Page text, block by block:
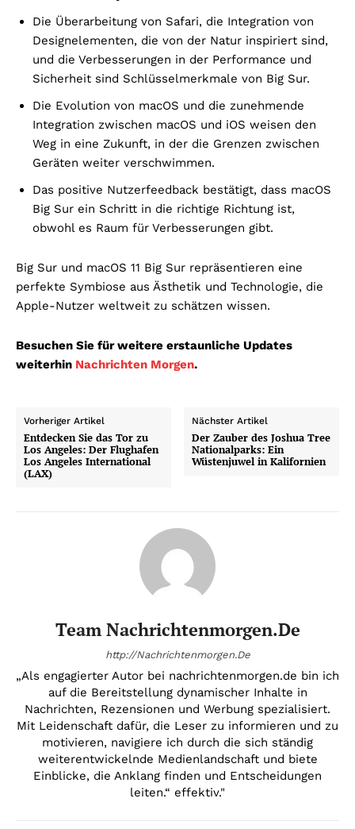
Die Überarbeitung von Safari, die Integration von
Designelementen, die von der Natur inspiriert sind,
und die Verbesserungen in der Performance und
Sicherheit sind Schlüsselmerkmale von Big Sur.
Die Evolution von macOS und die zunehmende
Integration zwischen macOS und iOS weisen den
Weg in eine Zukunft, in der die Grenzen zwischen
Geräten weiter verschwimmen.
Das positive Nutzerfeedback bestätigt, dass macOS
Big Sur ein Schritt in die richtige Richtung ist,
obwohl es Raum für Verbesserungen gibt.
Big Sur und macOS 11 Big Sur repräsentieren eine
perfekte Symbiose aus Ästhetik und Technologie, die
Apple-Nutzer weltweit zu schätzen wissen.
Besuchen Sie für weitere erstaunliche Updates
weiterhin Nachrichten Morgen.
Vorheriger Artikel
Entdecken Sie das Tor zu
Los Angeles: Der Flughafen
Los Angeles International
(LAX)
Nächster Artikel
Der Zauber des Joshua Tree
Nationalparks: Ein
Wüstenjuwel in Kalifornien
Team Nachrichtenmorgen.de
http://Nachrichtenmorgen.De
„Als engagierter Autor bei nachrichtenmorgen.de bin ich
auf die Bereitstellung dynamischer Inhalte in
Nachrichten, Rezensionen und Werbung spezialisiert.
Mit Leidenschaft dafür, die Leser zu informieren und zu
motivieren, navigiere ich durch die sich ständig
weiterentwickelnde Medienlandschaft und biete
Einblicke, die Anklang finden und Entscheidungen
leiten.“ effektiv."